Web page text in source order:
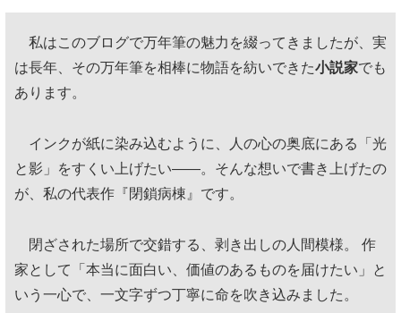
私はこのブログで万年筆の魅力を綴ってきましたが、実
は長年、その万年筆を相棒に物語を紡いできた小説家でも
あります。
インクが紙に染み込むように、人の心の奥底にある「光
と影」をすくい上げたい——。そんな想いで書き上げたの
が、私の代表作『閉鎖病棟』です。
閉ざされた場所で交錯する、剥き出しの人間模様。 作
家として「本当に面白い、価値のあるものを届けたい」と
いう一心で、一文字ずつ丁寧に命を吹き込みました。